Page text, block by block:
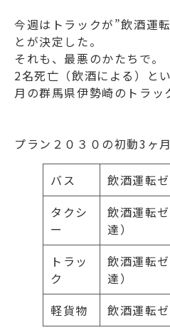
今週はトラックが”飲酒運
とが決定した。
それも、最悪のかたちで。
2名死亡（飲酒による）と
月の群馬県伊勢崎のトラッ
プラン２０３０の初動3ヶ
バス
飲酒運転
タクシ
ー
飲酒運転
達）
トラッ
ク
飲酒運転
達）
軽貨物
飲酒運転